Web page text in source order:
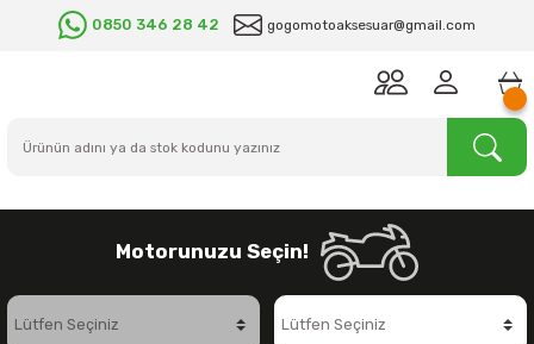
0850 346 28 42 gogomotoaksesuar@gmail.com
Motorunuzu Seçin!